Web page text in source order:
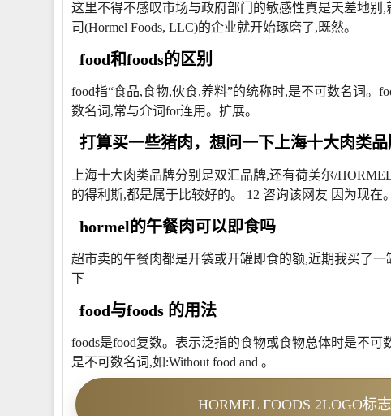
这里不得不感叹市场与政府部门的敏感性真是天差地别
司(Hormel Foods, LLC)的企业就开始琢磨了,既然。
food和foods的区别
food指“食品,食物,伙食,养料”的统称时,是不可数名词。
数名词,常与介词for连用。扩展。
打算买一些猪肉，想问一下上海十大肉类
上海十大肉类品牌分别是双汇品牌,还有荷美尔/
的得利斯,都是属于比较好的。 12 咨询该网友 因为现在。
hormel的午餐肉可以即食吗
超市卖的午餐肉都是开袋或开罐即食的额,近期我买了
下
food与foods 的用法
foods是food复数。表示泛指的食物或食物总体时是不可
是不可数名词,如:Without food and 。
HORMEL FOODS 2LOGO标